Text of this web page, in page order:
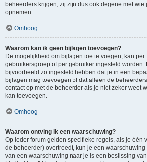
beheerders krijgen, zij zijn dus ook degene met wie
opnemen.
Omhoog
Waarom kan ik geen bijlagen toevoegen?
De mogelijkheid om bijlagen toe te voegen, kan per
gebruikersgroep of per gebruiker ingesteld worden.
bijvoorbeeld zo ingesteld hebben dat je in een
bijlagen mag toevoegen of dat alleen de
contact op met de beheerder als je niet zeker weet
kan toevoegen.
Omhoog
Waarom ontving ik een waarschuwing?
Op ieder forum gelden specifieke regels, als je één
de beheerder) overtreedt, kun je een waarschuwing
van een waarschuwing naar je is een beslissing